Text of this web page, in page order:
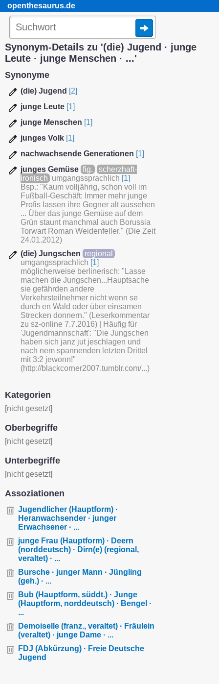
openthesaurus.de
Synonym-Details zu '(die) Jugend · junge
Leute · junge Menschen · ...'
Synonyme
(die) Jugend [2]
junge Leute [1]
junge Menschen [1]
junges Volk [1]
nachwachsende Generationen [1]
junges Gemüse fig.
scherzhaft-
ironisch umgangssprachlich [1]
Bsp.: "Kaum volljährig, schon voll im
Fußball-Geschäft: Immer mehr junge
Profis lassen ihre Gegner alt aussehen
... Über das junge Gemüse auf dem
Grün staunt manchmal auch Borussia
Torwart Roman Weidenfeller." (Die Zeit
24.01.2012)
(die) Jungschen regional
umgangssprachlich [1]
möglicherweise berlinerisch: "Lasse
machen die Jungschen...Hauptsache
sie gefährden andere
Verkehrsteilnehmer nicht wenn se
durch en Wald oder über einsamen
Strecken donnern." (Leserkommentar
zu sz-online 7.7.2016) | Häufig für
'Jugendmannschaft': "Die Jungschen
haben sich janz jut jeschlagen und
nach nem spannenden letzten Drittel
mit 3:2 jewonn!"
(http://blackcorner2007.tumblr.com/...)
Kategorien
[nicht gesetzt]
Oberbegriffe
[nicht gesetzt]
Unterbegriffe
[nicht gesetzt]
Assoziationen
Jugendlicher (Hauptform) ·
Heranwachsender · junger
Erwachsener · ...
junge Frau (Hauptform) · Deern
(norddeutsch) · Dirn(e) (regional,
veraltet) · ...
Bursche · junger Mann · Jüngling
(geh.) · ...
Bub (Hauptform, süddt.) · Junge
(Hauptform, norddeutsch) · Bengel ·
...
Demoiselle (franz., veraltet) · Fräulein
(veraltet) · junge Dame · ...
FDJ (Abkürzung) · Freie Deutsche
Jugend